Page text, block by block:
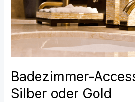
Badezimmer-
Silber oder Gold